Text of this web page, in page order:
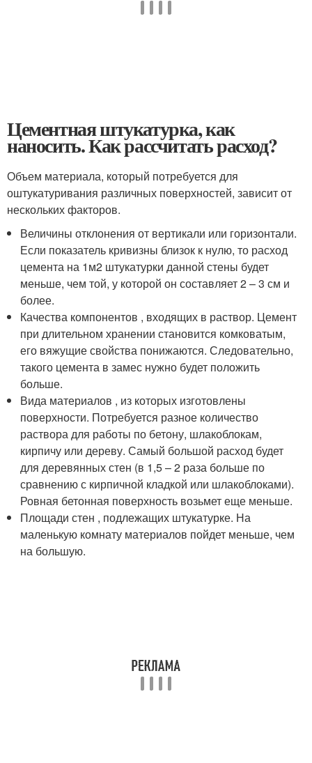
Цементная штукатурка, как
наносить. Как рассчитать расход?
Объем материала, который потребуется для
оштукатуривания различных поверхностей, зависит от
нескольких факторов.
Величины отклонения от вертикали или горизонтали.
Если показатель кривизны близок к нулю, то расход
цемента на 1м2 штукатурки данной стены будет
меньше, чем той, у которой он составляет 2 – 3 см и
более.
Качества компонентов , входящих в раствор. Цемент
при длительном хранении становится комковатым,
его вяжущие свойства понижаются. Следовательно,
такого цемента в замес нужно будет положить
больше.
Вида материалов , из которых изготовлены
поверхности. Потребуется разное количество
раствора для работы по бетону, шлакоблокам,
кирпичу или дереву. Самый большой расход будет
для деревянных стен (в 1,5 – 2 раза больше по
сравнению с кирпичной кладкой или шлакоблоками).
Ровная бетонная поверхность возьмет еще меньше.
Площади стен , подлежащих штукатурке. На
маленькую комнату материалов пойдет меньше, чем
на большую.